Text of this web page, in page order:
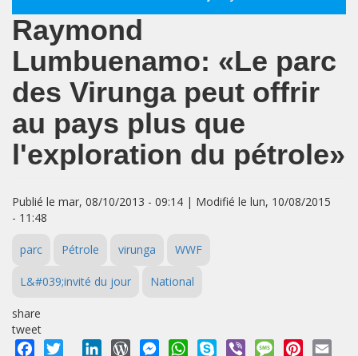
Raymond
Lumbuenamo: «Le parc
des Virunga peut offrir
au pays plus que
l'exploration du pétrole»
Publié le mar, 08/10/2013 - 09:14 | Modifié le lun, 10/08/2015
- 11:48
parc Pétrole virunga WWF
L&#039;invité du jour National
share
tweet
Facebook
Twitter LinkedInWordPressMessengerWhatsApp
Skype Viber MessagePinterest